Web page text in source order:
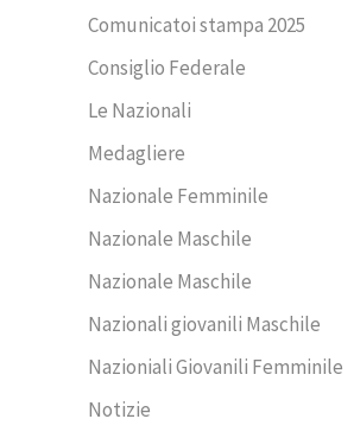
Comunicatoi stampa 2025
Consiglio Federale
Le Nazionali
Medagliere
Nazionale Femminile
Nazionale Maschile
Nazionale Maschile
Nazionali giovanili Maschile
Nazioniali Giovanili Femminile
Notizie